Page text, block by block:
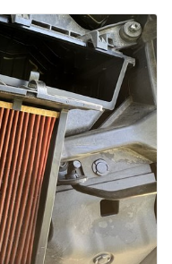
Pubblica commento